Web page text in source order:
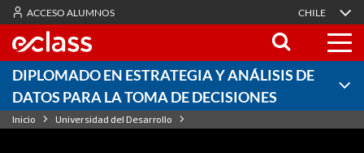
ACCESO ALUMNOS CHILE
DIPLOMADO EN ESTRATEGIA Y ANÁLISIS DE
DATOS PARA LA TOMA DE DECISIONES
Inicio
Universidad del Desarrollo
Diplomado en Estrategia y Análisis de Datos para la Toma de Decisiones